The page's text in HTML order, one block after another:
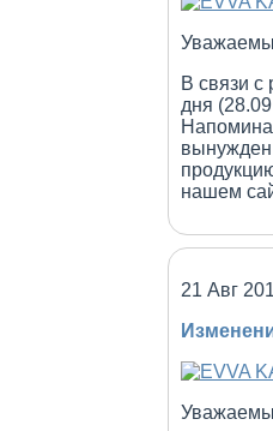
В связи с
дня
нашем
21 Авг